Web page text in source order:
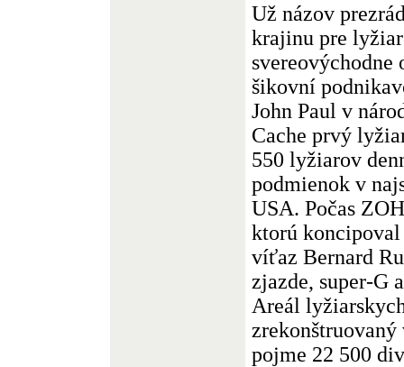
Už názov
krajinu pre
svereovýchodne
šikovní
John Paul v
Cache prvý
550 lyžiarov
podmienok v
USA. Počas
ktorú
víťaz Bernard
zjazde, super-G
Areál
pojme 22 500